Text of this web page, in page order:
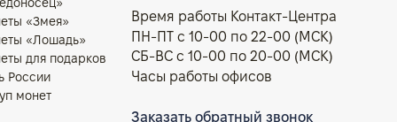
«Змея»
«Лошадь»
для подарков
России
монет
Время работы Контакт-Центра
ПН-ПТ с 10-00 по 22-00 (МСК)
СБ-ВС с 10-00 по 20-00 (МСК)
Часы работы офисов
Заказать обратный звонок